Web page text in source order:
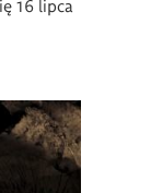
16 lipca